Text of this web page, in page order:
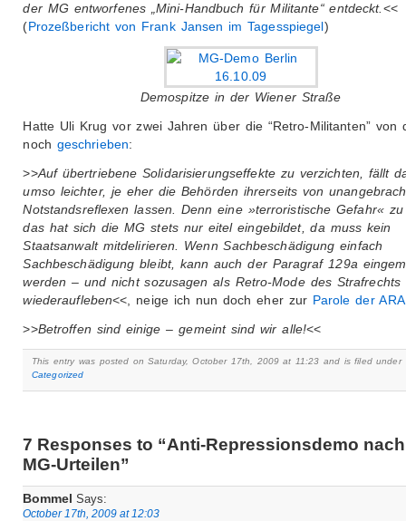
der MG entworfenes „Mini-Handbuch für Militante“ entdeckt. <<
(Prozeßbericht von Frank Jansen im Tagesspiegel)
Demospitze in der Wiener Straße
Hatte Uli Krug vor zwei Jahren über die “Retro-Militanten” von
noch geschrieben:
>>Auf übertriebene Solidarisierungseffekte zu verzichten, fällt
umso leichter, je eher die Behörden ihrerseits von
Notstandsreflexen lassen. Denn eine »terroristische Gefahr«
das hat sich die MG stets nur eitel eingebildet, da muss kein
Staatsanwalt mitdelirieren. Wenn Sachbeschädigung einfach
Sachbeschädigung bleibt, kann auch der Paragraf 129a
werden – und nicht sozusagen als Retro-Mode des Strafrechts
wiederaufleben<<, neige ich nun doch eher zur Parole der
>>Betroffen sind einige – gemeint sind wir alle!<<
This entry was posted on Saturday, October 17th, 2009 at 11:23 and is filed under
Categorized
7 Responses to “Anti-Repressionsdemo
MG-Urteilen”
Bommel Says:
October 17th, 2009 at 12:03